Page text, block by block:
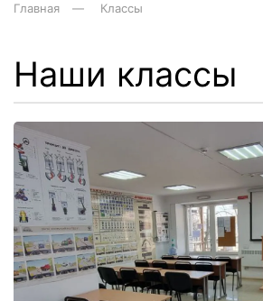
Главная Классы
Наши классы